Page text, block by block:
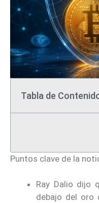
Tabla de
Puntos clave de la
Ray Dalio dijo
debajo del oro